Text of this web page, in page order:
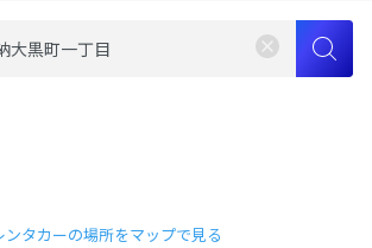
ンタカーの場所をマップで見る